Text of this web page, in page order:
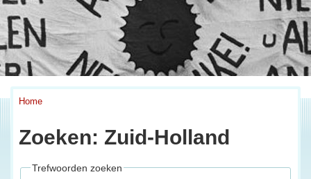
Home
Zoeken: Zuid-Holland
Trefwoorden zoeken